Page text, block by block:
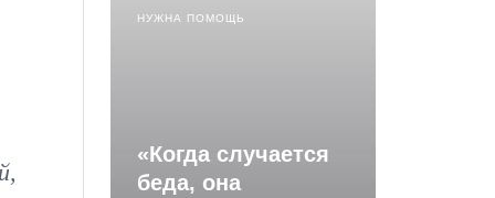
НУЖНА ПОМОЩЬ
«Когда случается
беда, она